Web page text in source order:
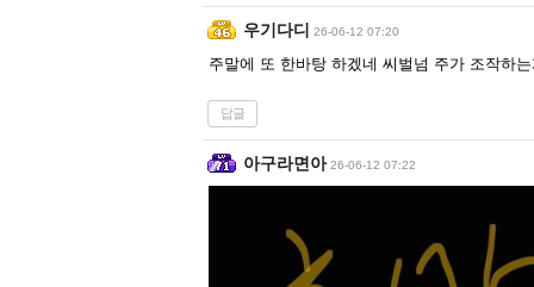
우기다디 26-06-12 07:20
주말에 또 한바탕 하겠네 씨벌넘 주가 조작하
답글
아구라면아 26-06-12 07:22